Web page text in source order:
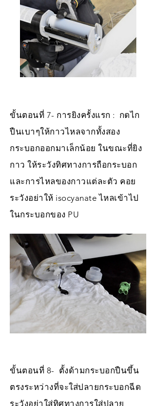
ขั้นตอนที่ 7- การยิงครั้งแรก : กดไก
ปืนเบาๆให้กาวไหลจากทั้งสอง
กระบอกออกมาเล็กน้อย ในขณะที่ยิง
กาว ให้ระวังทิศทางการถือกระบอก
และการไหลของกาวแต่ละตัว คอย
ระวังอย่าให้ isocyanate ไหลเข้าไป
ในกระบอกของ PU
ขั้นตอนที่ 8- ตั้งด้ามกระบอกปืนขึ้น
ตรงระหว่างที่จะใส่ปลายกระบอกฉีด
ระวังอย่าใส่ทิศทางการใส่ปลาย